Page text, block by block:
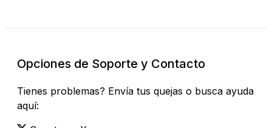
Opciones de Soporte y Contacto
Tienes problemas? Envía tus quejas o busca ayuda
aquí: